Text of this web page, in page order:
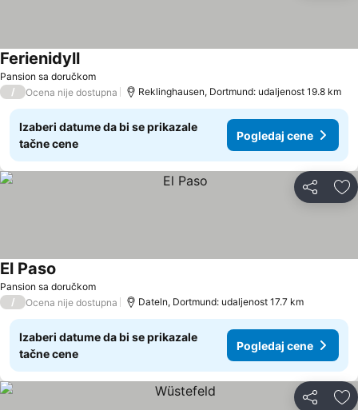
Pansion sa doručkom
Ferienidyll
/ Ocena nije dostupna Reklinghausen, Dortmund: udaljenost 19.8 km
Izaberi datume da bi se prikazale
tačne cene
Pogledaj cene
Deli
Pansion sa doručkom
El Paso
/ Ocena nije dostupna Dateln, Dortmund: udaljenost 17.7 km
Izaberi datume da bi se prikazale
tačne cene
Pogledaj cene
Deli